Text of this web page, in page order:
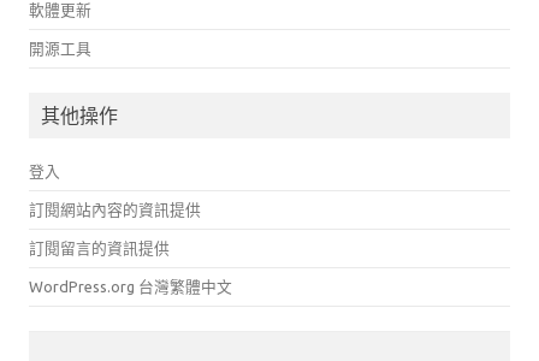
軟體更新
開源工具
其他操作
登入
訂閱網站內容的資訊提供
訂閱留言的資訊提供
WordPress.org 台灣繁體中文